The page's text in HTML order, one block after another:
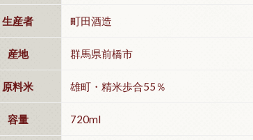
生産者 町田酒造
産地 群馬県前橋市
原料米 雄町・精米歩合55％
容量 720ml